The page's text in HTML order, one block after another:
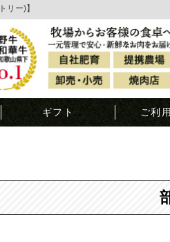
リー)】
ギフト ご利